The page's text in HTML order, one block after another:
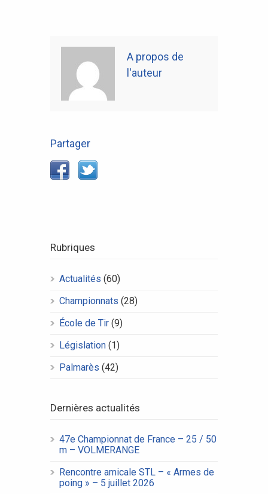
A propos de
l'auteur
Partager
Rubriques
Actualités (60)
Championnats (28)
École de Tir (9)
Législation (1)
Palmarès (42)
Dernières actualités
47e Championnat de France – 25 / 50
m – VOLMERANGE
Rencontre amicale STL – « Armes de
poing » – 5 juillet 2026